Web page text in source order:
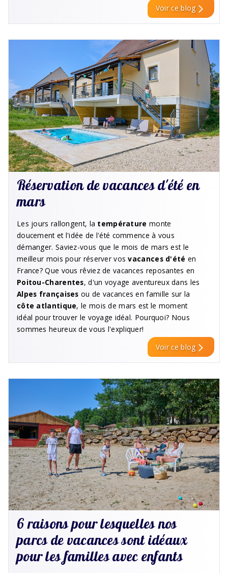
Voir ce blog
Réservation de vacances d'été en
mars
Les jours rallongent, la température monte
doucement et l'idée de l'été commence à vous
démanger. Saviez-vous que le mois de mars est le
meilleur mois pour réserver vosvacances d'été en
France? Que vous rêviez de vacances reposantes en
Poitou-Charentes, d'un voyage aventureux dans les
Alpes françaises ou de vacances en famille sur la
côte atlantique, le mois de mars est le moment
idéal pour trouver le voyage idéal. Pourquoi? Nous
sommes heureux de vous l'expliquer!
Voir ce blog
6 raisons pour lesquelles nos
parcs de vacances sont idéaux
pour les familles avec enfants